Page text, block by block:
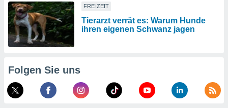
FREIZEIT
Tierarzt verrät es: Warum Hunde
ihren eigenen Schwanz jagen
Folgen Sie uns